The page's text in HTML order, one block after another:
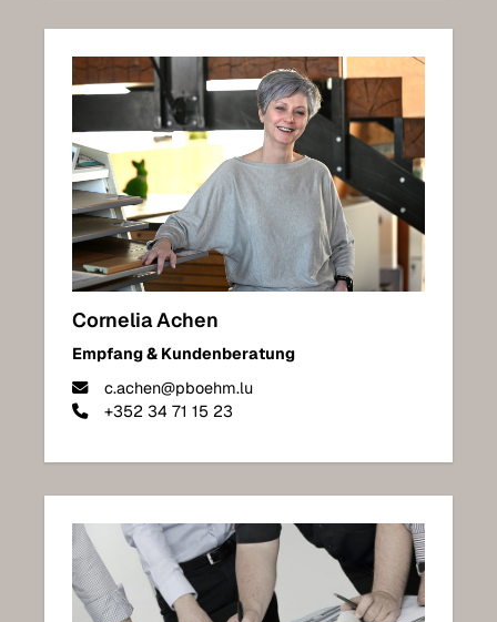
Cornelia Achen
Empfang & Kundenberatung
c.achen@pboehm.lu
+352 34 71 15 23